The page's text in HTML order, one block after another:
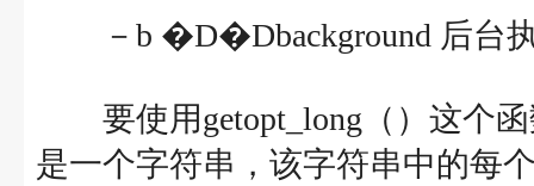
－b �D�Dbackground 后台
要使用getopt_long（）这个函
是一个字符串，该字符串中的每